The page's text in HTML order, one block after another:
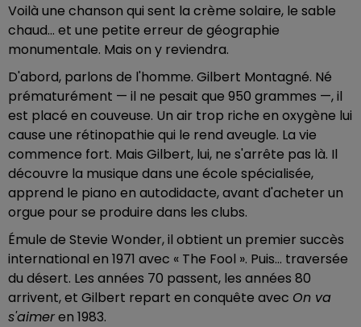
Voilà une chanson qui sent la crème solaire, le sable
chaud… et une petite erreur de géographie
monumentale. Mais on y reviendra.
D'abord, parlons de l'homme. Gilbert Montagné. Né
prématurément — il ne pesait que 950 grammes —, il
est placé en couveuse. Un air trop riche en oxygène lui
cause une rétinopathie qui le rend aveugle. La vie
commence fort. Mais Gilbert, lui, ne s'arrête pas là. Il
découvre la musique dans une école spécialisée,
apprend le piano en autodidacte, avant d'acheter un
orgue pour se produire dans les clubs.
Émule de Stevie Wonder, il obtient un premier succès
international en 1971 avec « The Fool ». Puis… traversée
du désert. Les années 70 passent, les années 80
arrivent, et Gilbert repart en conquête avec On va
s'aimeren 1983.